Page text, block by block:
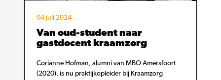
04 juli 2024
Van oud-student naar
gastdocent kraamzorg
Corianne Hofman, alumni van MBO Amersfoort
(2020), is nu praktijkopleider bij Kraamzorg